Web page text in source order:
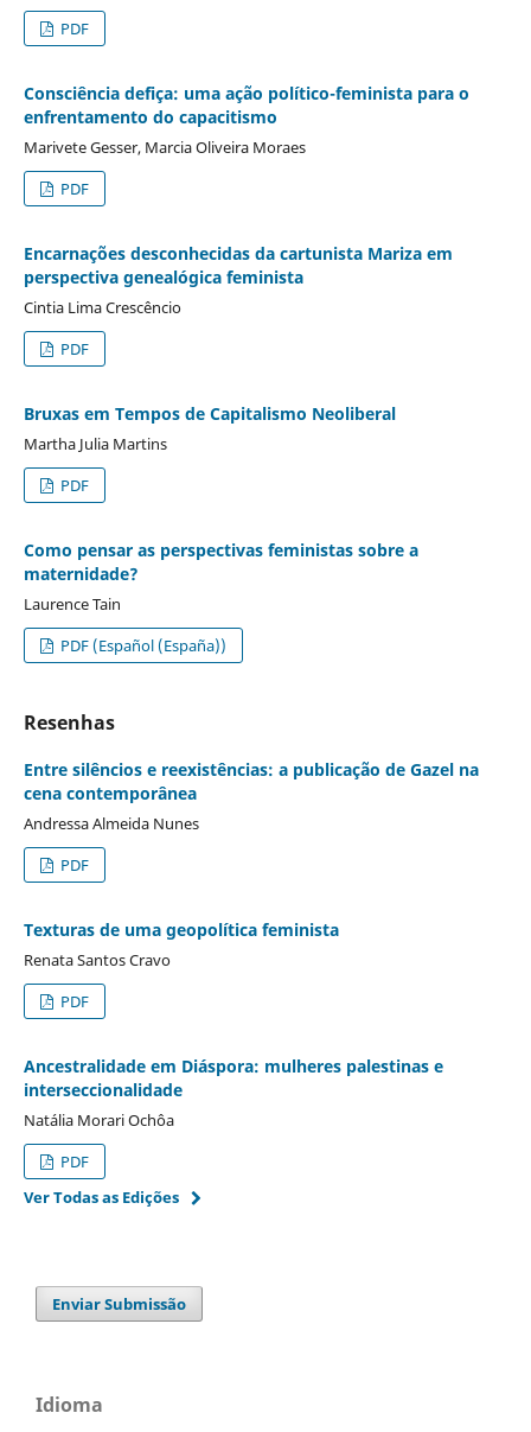
PDF
Consciência defiça: uma ação político-feminista para o
enfrentamento do capacitismo
Marivete Gesser, Marcia Oliveira Moraes
PDF
Encarnações desconhecidas da cartunista Mariza em
perspectiva genealógica feminista
Cintia Lima Crescêncio
PDF
Bruxas em Tempos de Capitalismo Neoliberal
Martha Julia Martins
PDF
Como pensar as perspectivas feministas sobre a
maternidade?
Laurence Tain
PDF (Español (España))
Resenhas
Entre silêncios e reexistências: a publicação de Gazel na
cena contemporânea
Andressa Almeida Nunes
PDF
Texturas de uma geopolítica feminista
Renata Santos Cravo
PDF
Ancestralidade em Diáspora: mulheres palestinas e
interseccionalidade
Natália Morari Ochôa
PDF
Ver Todas as Edições
Enviar Submissão
Idioma